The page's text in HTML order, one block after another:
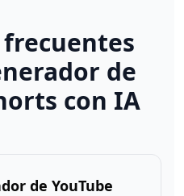
de
con IA
de YouTube